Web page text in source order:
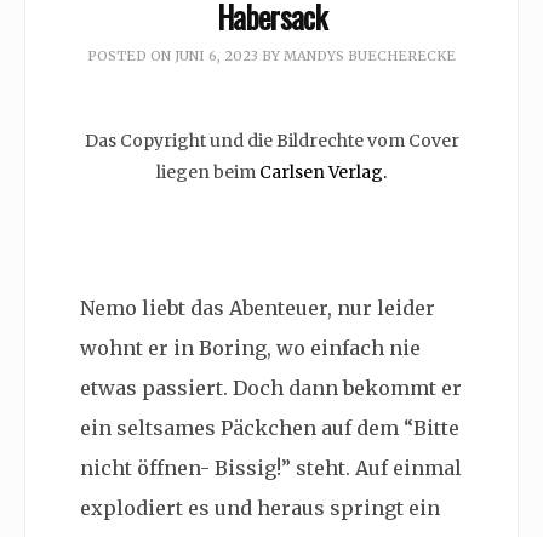
Habersack
POSTED ON JUNI 6, 2023 BY MANDYS BUECHERECKE
Das Copyright und die Bildrechte vom Cover
liegen beim Carlsen Verlag.
Nemo liebt das Abenteuer, nur leider
wohnt er in Boring, wo einfach nie
etwas passiert. Doch dann bekommt er
ein seltsames Päckchen auf dem “Bitte
nicht öffnen- Bissig!” steht. Auf einmal
explodiert es und heraus springt ein